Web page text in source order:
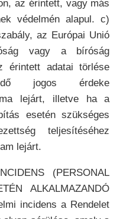
az érintett, vagy más
védelmén alapul. c)
az Európai Unió
vagy a bíróság
érintett adatai törlése
jogos érdeke
lejárt, illetve ha a
esetén szükséges
teljesítéséhez
lejárt.
(PERSONAL
ALKALMAZANDÓ
incidens a Rendelet